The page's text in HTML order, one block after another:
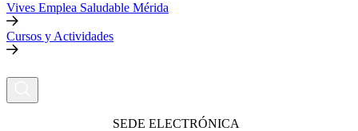
Vives Emplea Saludable Mérida
Cursos y Actividades
SEDE ELECTRÓNICA